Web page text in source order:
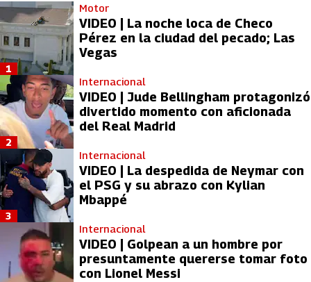
Motor
VIDEO | La noche loca de Checo
Pérez en la ciudad del pecado; Las
Vegas
1
Internacional
VIDEO | Jude Bellingham protagonizó
divertido momento con aficionada
del Real Madrid
2
Internacional
VIDEO | La despedida de Neymar con
el PSG y su abrazo con Kylian
Mbappé
3
Internacional
VIDEO | Golpean a un hombre por
presuntamente quererse tomar foto
con Lionel Messi